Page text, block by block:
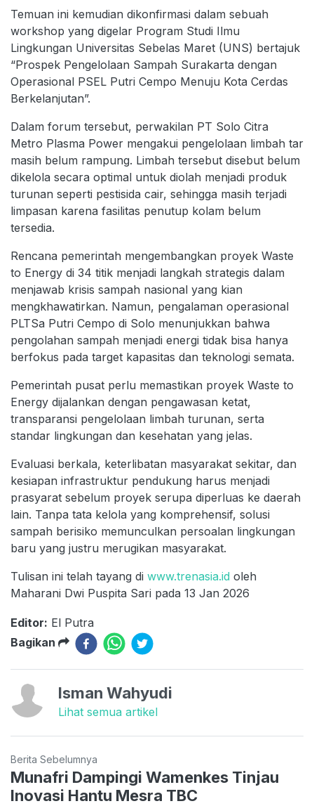
Temuan ini kemudian dikonfirmasi dalam sebuah
workshop yang digelar Program Studi Ilmu
Lingkungan Universitas Sebelas Maret (UNS) bertajuk
“Prospek Pengelolaan Sampah Surakarta dengan
Operasional PSEL Putri Cempo Menuju Kota Cerdas
Berkelanjutan”.
Dalam forum tersebut, perwakilan PT Solo Citra
Metro Plasma Power mengakui pengelolaan limbah tar
masih belum rampung. Limbah tersebut disebut belum
dikelola secara optimal untuk diolah menjadi produk
turunan seperti pestisida cair, sehingga masih terjadi
limpasan karena fasilitas penutup kolam belum
tersedia.
Rencana pemerintah mengembangkan proyek Waste
to Energy di 34 titik menjadi langkah strategis dalam
menjawab krisis sampah nasional yang kian
mengkhawatirkan. Namun, pengalaman operasional
PLTSa Putri Cempo di Solo menunjukkan bahwa
pengolahan sampah menjadi energi tidak bisa hanya
berfokus pada target kapasitas dan teknologi semata.
Pemerintah pusat perlu memastikan proyek Waste to
Energy dijalankan dengan pengawasan ketat,
transparansi pengelolaan limbah turunan, serta
standar lingkungan dan kesehatan yang jelas.
Evaluasi berkala, keterlibatan masyarakat sekitar, dan
kesiapan infrastruktur pendukung harus menjadi
prasyarat sebelum proyek serupa diperluas ke daerah
lain. Tanpa tata kelola yang komprehensif, solusi
sampah berisiko memunculkan persoalan lingkungan
baru yang justru merugikan masyarakat.
Tulisan ini telah tayang di www.trenasia.id oleh
Maharani Dwi Puspita Sari pada 13 Jan 2026
Editor: El Putra
Bagikan
Isman Wahyudi
Lihat semua artikel
Berita Sebelumnya
Munafri Dampingi Wamenkes Tinjau
Inovasi Hantu Mesra TBC